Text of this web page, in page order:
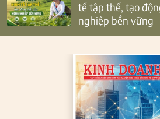
tế tập thể, tạo
nghiệp bền vững